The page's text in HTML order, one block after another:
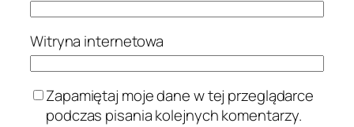
Witryna internetowa
Zapamiętaj moje dane w tej przeglądarce
podczas pisania kolejnych komentarzy.